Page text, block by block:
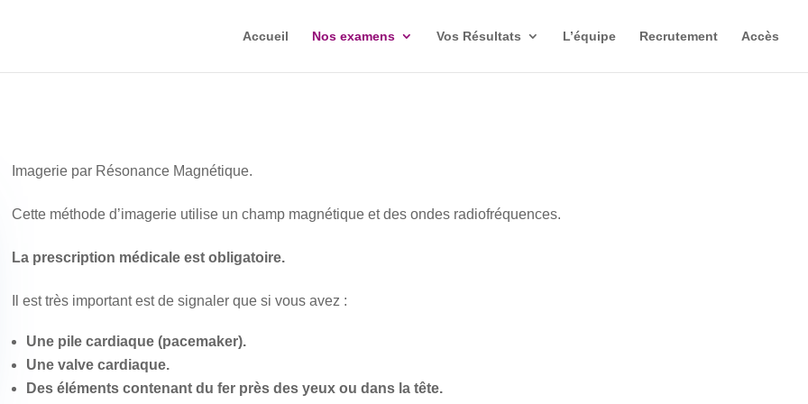
Accueil Nos examens Vos Résultats L’équipe Recrutement Accès
Imagerie par Résonance Magnétique.
Cette méthode d’imagerie utilise un champ magnétique et des ondes radiofréquences.
La prescription médicale est obligatoire.
Il est très important est de signaler que si vous avez :
Une pile cardiaque (pacemaker).
Une valve cardiaque.
Des éléments contenant du fer près des yeux ou dans la tête.